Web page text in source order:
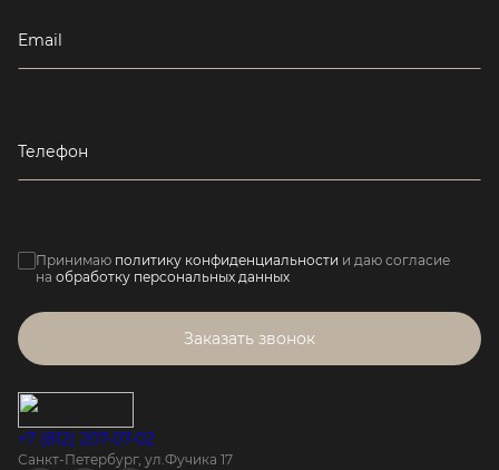
Email
Телефон
Принимаю политику конфиденциальности и даю согласие
на обработку персональных данных
Заказать звонок
+7 (812) 207-07-02
Санкт-Петербург, ул.Фучика 17